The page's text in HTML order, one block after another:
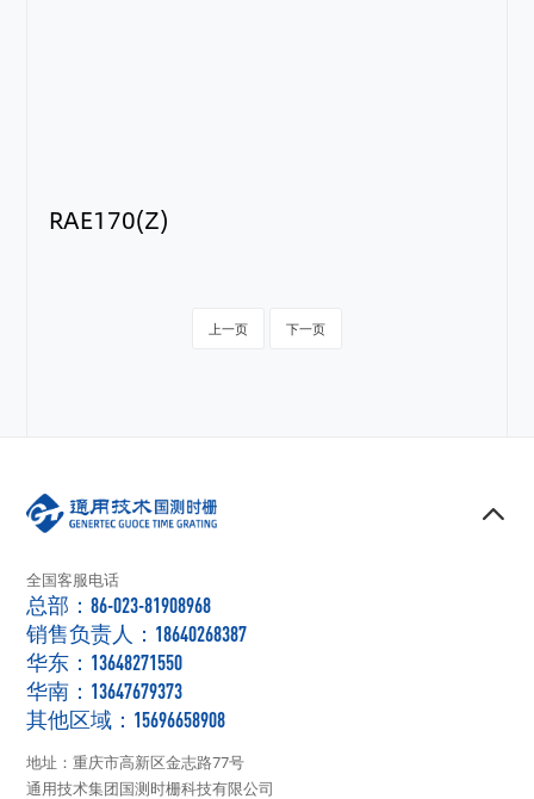
RAE170(Z)
上一页 下一页
全国客服电话
总部：86-023-81908968
销售负责人：18640268387
华东：13648271550
华南：13647679373
其他区域：15696658908
地址：重庆市高新区金志路77号
通用技术集团国测时栅科技有限公司